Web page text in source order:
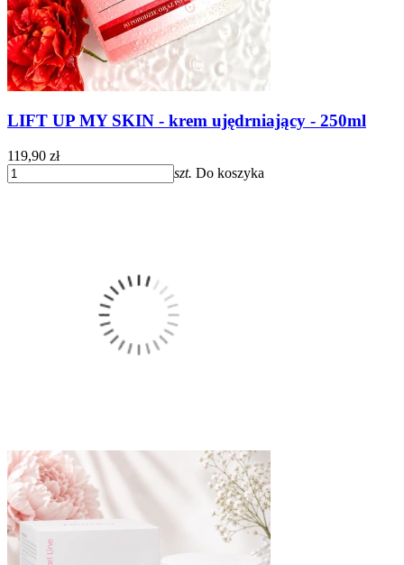
LIFT UP MY SKIN - krem ujędrniający - 250ml
119,90 zł
szt. Do koszyka